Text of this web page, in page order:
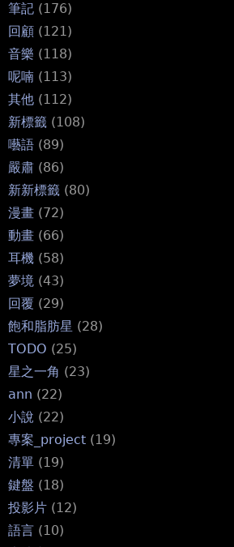
筆記 (176)
回顧 (121)
音樂 (118)
呢喃 (113)
其他 (112)
新標籤 (108)
囈語 (89)
嚴肅 (86)
新新標籤 (80)
漫畫 (72)
動畫 (66)
耳機 (58)
夢境 (43)
回覆 (29)
飽和脂肪星 (28)
TODO (25)
星之一角 (23)
ann (22)
小說 (22)
專案_project (19)
清單 (19)
鍵盤 (18)
投影片 (12)
語言 (10)